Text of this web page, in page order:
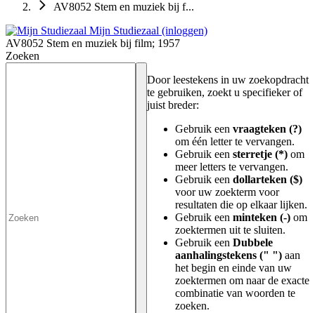
AV8052 Stem en muziek bij f...
Mijn Studiezaal (inloggen)
AV8052 Stem en muziek bij film; 1957
Zoeken
Door leestekens in uw zoekopdracht
te gebruiken, zoekt u specifieker of
juist breder:
Gebruik een vraagteken (?)
om één letter te vervangen.
Gebruik een sterretje (*) om
meer letters te vervangen.
Gebruik een dollarteken ($)
voor uw zoekterm voor
resultaten die op elkaar lijken.
Gebruik een minteken (-) om
zoektermen uit te sluiten.
Gebruik een Dubbele
aanhalingstekens (" ") aan
het begin en einde van uw
zoektermen om naar de exacte
combinatie van woorden te
zoeken.